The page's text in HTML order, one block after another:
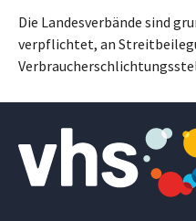
Die Landesverbände sind
verpflichtet, an